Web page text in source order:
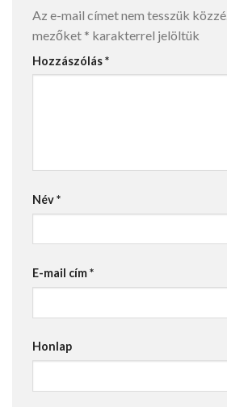
Az e-mail címet nem tesszük közzé.
mezőket * karakterrel jelöltük
Hozzászólás*
Név*
E-mail cím*
Honlap